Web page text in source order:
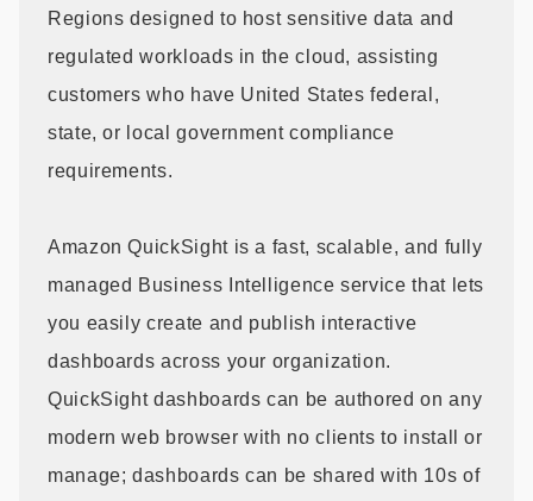
Regions designed to host sensitive data and
regulated workloads in the cloud, assisting
customers who have United States federal,
state, or local government compliance
requirements.
Amazon QuickSight is a fast, scalable, and fully
managed Business Intelligence service that lets
you easily create and publish interactive
dashboards across your organization.
QuickSight dashboards can be authored on any
modern web browser with no clients to install or
manage; dashboards can be shared with 10s of